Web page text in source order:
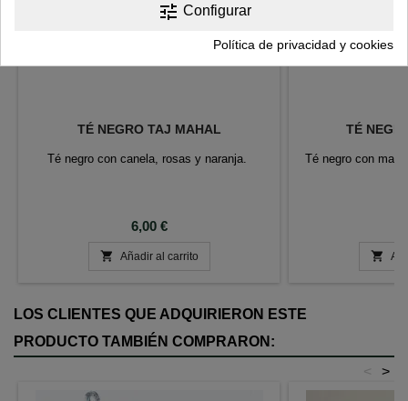
TÉ NEGRO TAJ MAHAL
Té negro con canela, rosas y naranja.
Precio
6,00 €
 Añadir al carrito
TÉ
Té negro con

LOS CLIENTES QUE ADQUIRIERON ESTE
PRODUCTO TAMBIÉN COMPRARON:
>
<
tune Configurar
Política de privacidad y cookies